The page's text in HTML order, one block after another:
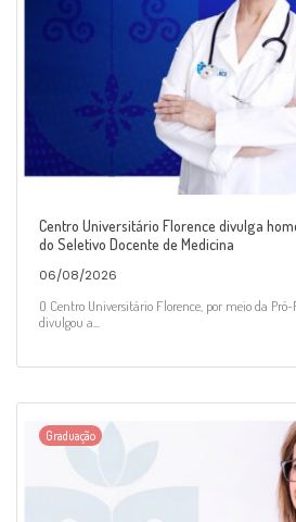
Centro Universitário Florence divulga
do Seletivo Docente de Medicina
06/08/2026
O Centro Universitário Florence, por meio da Pró-
divulgou a...
Graduação